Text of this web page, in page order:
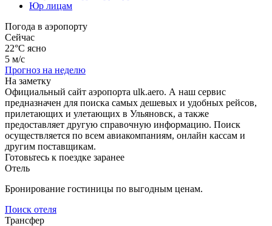
Юр лицам
Погода в аэропорту
Сейчас
22°C ясно
5 м/с
Прогноз на неделю
На заметку
Официальный сайт аэропорта ulk.aero. А наш сервис
предназначен для поиска самых дешевых и удобных рейсов,
прилетающих и улетающих в Ульяновск, а также
предоставляет другую справочную информацию. Поиск
осуществляется по всем авиакомпаниям, онлайн кассам и
другим поставщикам.
Готовьтесь к поездке заранее
Отель
Бронирование гостиницы по выгодным ценам.
Поиск отеля
Трансфер